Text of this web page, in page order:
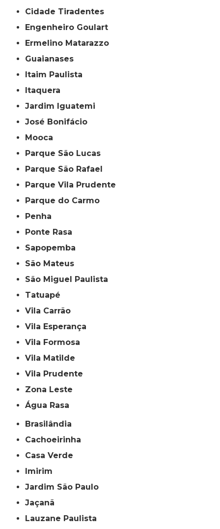
Cidade Tiradentes
Engenheiro Goulart
Ermelino Matarazzo
Guaianases
Itaim Paulista
Itaquera
Jardim Iguatemi
José Bonifácio
Mooca
Parque São Lucas
Parque São Rafael
Parque Vila Prudente
Parque do Carmo
Penha
Ponte Rasa
Sapopemba
São Mateus
São Miguel Paulista
Tatuapé
Vila Carrão
Vila Esperança
Vila Formosa
Vila Matilde
Vila Prudente
Zona Leste
Água Rasa
Brasilândia
Cachoeirinha
Casa Verde
Imirim
Jardim São Paulo
Jaçanã
Lauzane Paulista